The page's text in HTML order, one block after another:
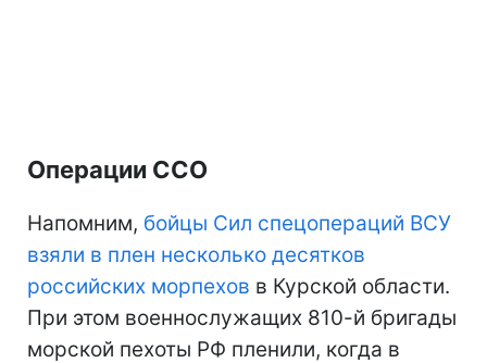
Операции ССО
Напомним, бойцы Сил спецопераций ВСУ
взяли в плен несколько десятков
российских морпехов в Курской области.
При этом военнослужащих 810-й бригады
морской пехоты РФ пленили, когда в